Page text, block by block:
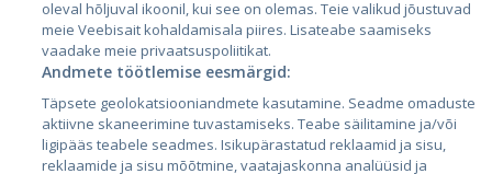
City24.lv
City24.ee
GetaPro.lv
CVbankas.lt
Kainos.lt
Paslaugos.lt
oleval hõljuval ikoonil, kui see on olemas. Teie valikud jõustuvad
meie Veebisait kohaldamisala piires. Lisateabe saamiseks
vaadake meie privaatsuspoliitikat.
Andmete töötlemise eesmärgid:
Täpsete geolokatsiooniandmete kasutamine. Seadme omaduste
aktiivne skaneerimine tuvastamiseks. Teabe säilitamine ja/või
ligipääs teabele seadmes. Isikupärastatud reklaamid ja sisu,
reklaamide ja sisu mõõtmine, vaatajaskonna analüüsid ja